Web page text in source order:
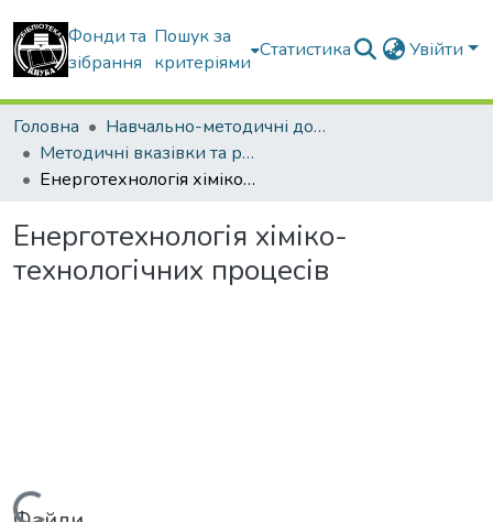
Фонди та
зібрання
Пошук за
критеріями
Статистика Увійти
Головна
Навчально-методичні документи
Методичні вказівки та рекомендації
Енерготехнологія хіміко-технологічних процесів
Енерготехнологія хіміко-
технологічних процесів